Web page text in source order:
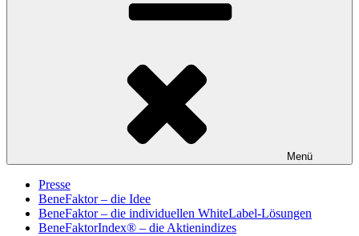
Menü
Presse
BeneFaktor – die Idee
BeneFaktor – die individuellen WhiteLabel-Lösungen
BeneFaktorIndex® – die Aktienindizes